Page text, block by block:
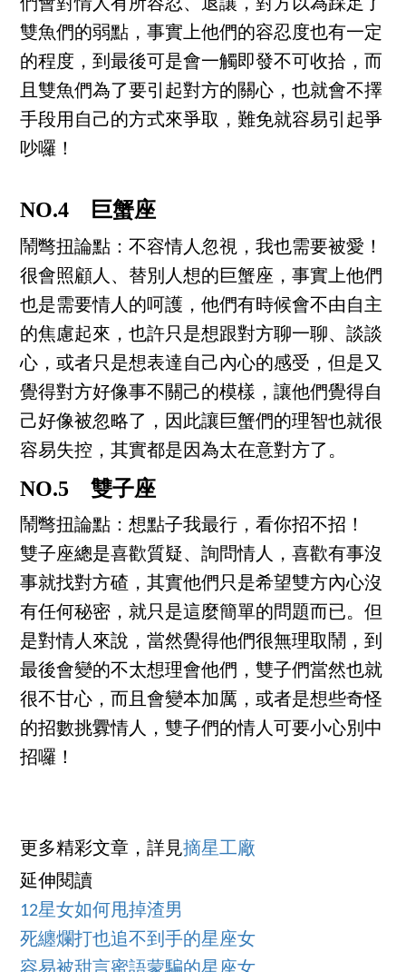
們會對情人有所容忍、退讓，對方以為踩足了
雙魚們的弱點，事實上他們的容忍度也有一定
的程度，到最後可是會一觸即發不可收拾，而
且雙魚們為了要引起對方的關心，也就會不擇
手段用自己的方式來爭取，難免就容易引起爭
吵囉！
NO.4 巨蟹座
鬧彆扭論點：不容情人忽視，我也需要被愛！
很會照顧人、替別人想的巨蟹座，事實上他們
也是需要情人的呵護，他們有時候會不由自主
的焦慮起來，也許只是想跟對方聊一聊、談談
心，或者只是想表達自己內心的感受，但是又
覺得對方好像事不關己的模樣，讓他們覺得自
己好像被忽略了，因此讓巨蟹們的理智也就很
容易失控，其實都是因為太在意對方了。
NO.5 雙子座
鬧彆扭論點：想點子我最行，看你招不招！
雙子座總是喜歡質疑、詢問情人，喜歡有事沒
事就找對方碴，其實他們只是希望雙方內心沒
有任何秘密，就只是這麼簡單的問題而已。但
是對情人來說，當然覺得他們很無理取鬧，到
最後會變的不太想理會他們，雙子們當然也就
很不甘心，而且會變本加厲，或者是想些奇怪
的招數挑釁情人，雙子們的情人可要小心別中
招囉！
更多精彩文章，詳見摘星工廠
延伸閱讀
12星女如何甩掉渣男
死纏爛打也追不到手的星座女